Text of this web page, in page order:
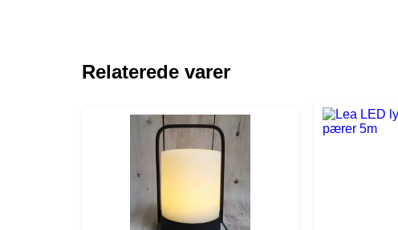
Relaterede varer